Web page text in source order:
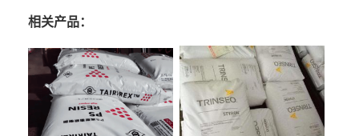
相关产品：